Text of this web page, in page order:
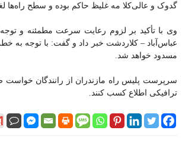
گدوک و عالی‌کلا مه غلیظ حاکم بوده و سطح راه‌ها
وی با تأکید بر لزوم رعایت سرعت مطمئنه و
عباس‌آباد – کلاردشت خبر داد و گفت: با توجه به
مسدود خواهد شد.
سرپرست پلیس راه مازندران از رانندگان
ترافیکی اطلاع کسب کنند.